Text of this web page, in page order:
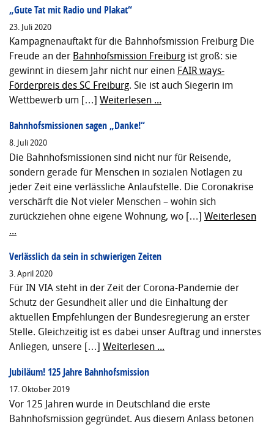
„Gute Tat mit Radio und Plakat“
23. Juli 2020
Kampagnenauftakt für die Bahnhofsmission Freiburg Die
Freude an der Bahnhofsmission Freiburg ist groß: sie
gewinnt in diesem Jahr nicht nur einen FAIR ways-
Förderpreis des SC Freiburg. Sie ist auch Siegerin im
Wettbewerb um […] Weiterlesen ...
Bahnhofsmissionen sagen „Danke!“
8. Juli 2020
Die Bahnhofsmissionen sind nicht nur für Reisende,
sondern gerade für Menschen in sozialen Notlagen zu
jeder Zeit eine verlässliche Anlaufstelle. Die Coronakrise
verschärft die Not vieler Menschen – wohin sich
zurückziehen ohne eigene Wohnung, wo […] Weiterlesen
...
Verlässlich da sein in schwierigen Zeiten
3. April 2020
Für IN VIA steht in der Zeit der Corona-Pandemie der
Schutz der Gesundheit aller und die Einhaltung der
aktuellen Empfehlungen der Bundesregierung an erster
Stelle. Gleichzeitig ist es dabei unser Auftrag und innerstes
Anliegen, unsere […] Weiterlesen ...
Jubiläum! 125 Jahre Bahnhofsmission
17. Oktober 2019
Vor 125 Jahren wurde in Deutschland die erste
Bahnhofsmission gegründet. Aus diesem Anlass betonen